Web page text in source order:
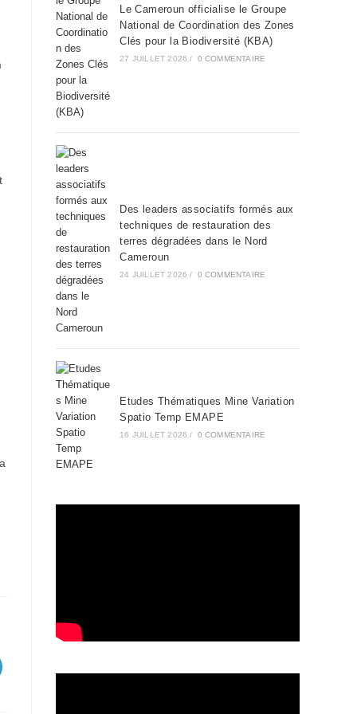
Le Cameroun officialise le Groupe
National de Coordination des Zones
Clés pour la Biodiversité (KBA)
27 JUILLET 2026 / 0 COMMENTAIRE
Des leaders associatifs formés aux
techniques de restauration des
terres dégradées dans le Nord
Cameroun
24 JUILLET 2026 / 0 COMMENTAIRE
Etudes Thématiques Mine Variation
Spatio Temp EMAPE
16 JUILLET 2026 / 0 COMMENTAIRE